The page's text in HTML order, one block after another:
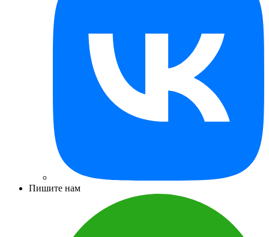
Пишите нам